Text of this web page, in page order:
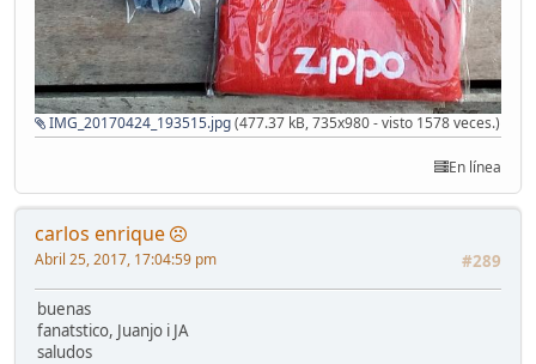
IMG_20170424_193515.jpg(477.37 kB, 735x980 - visto 1578 veces.)
En línea
carlos enrique
#289
Abril 25, 2017, 17:04:59 pm
buenas
fanatstico, Juanjo i JA
saludos